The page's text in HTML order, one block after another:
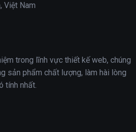
Việt Nam
trong lĩnh vực thiết kế web, chúng
sản phẩm chất lượng, làm hài lòng
tính nhất.